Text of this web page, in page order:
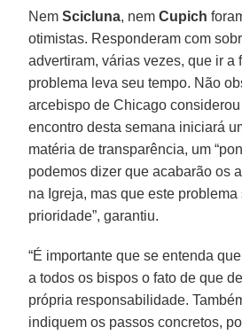
NemScicluna, nemCupich
otimistas. Responderam com
advertiram, várias vezes, que ir a
problema leva seu tempo. Não
arcebispo de Chicago
encontro desta semana iniciará
matéria de transparência, um
podemos dizer que acabarão os
na Igreja, mas que este problema
prioridade”, garantiu.
“É importante que se entenda
a todos os bispos o fato de que
própria responsabilidade.
indiquem os passos concretos,